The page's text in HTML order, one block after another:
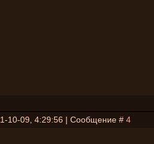
10-09, 4:29:56 | Сообщение # 4